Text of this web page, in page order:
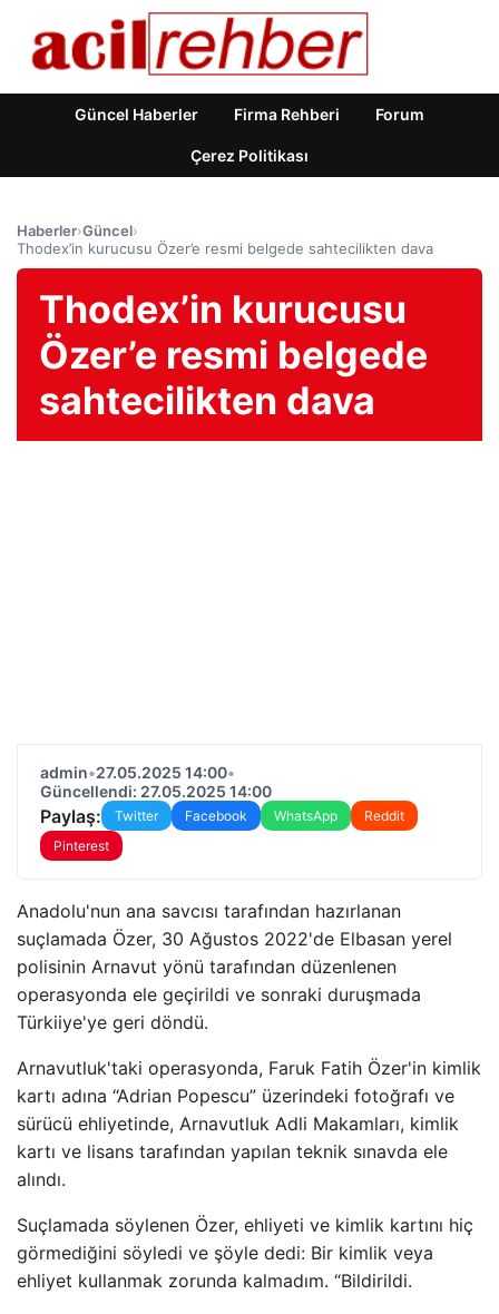
Güncel Haberler Firma Rehberi Forum
Çerez Politikası
Haberler›Güncel›
Thodex’in kurucusu Özer’e resmi belgede sahtecilikten dava
Thodex’in kurucusu
Özer’e resmi belgede
sahtecilikten dava
admin•27.05.2025 14:00•
Güncellendi: 27.05.2025 14:00
Paylaş: Twitter Facebook WhatsApp
Reddit
Pinterest
Anadolu'nun ana savcısı tarafından hazırlanan
suçlamada Özer, 30 Ağustos 2022'de Elbasan yerel
polisinin Arnavut yönü tarafından düzenlenen
operasyonda ele geçirildi ve sonraki duruşmada
Türkiiye'ye geri döndü.
Arnavutluk'taki operasyonda, Faruk Fatih Özer'in kimlik
kartı adına “Adrian Popescu” üzerindeki fotoğrafı ve
sürücü ehliyetinde, Arnavutluk Adli Makamları, kimlik
kartı ve lisans tarafından yapılan teknik sınavda ele
alındı.
Suçlamada söylenen Özer, ehliyeti ve kimlik kartını hiç
görmediğini söyledi ve şöyle dedi: Bir kimlik veya
ehliyet kullanmak zorunda kalmadım. “Bildirildi.